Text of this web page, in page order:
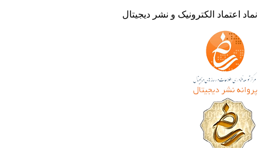
اعتماد الکترونیک و نشر دیجیتال